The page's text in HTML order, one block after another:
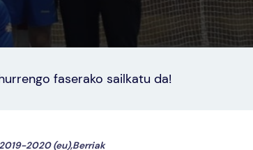
faserako sailkatu da!
2020 (eu),Berriak